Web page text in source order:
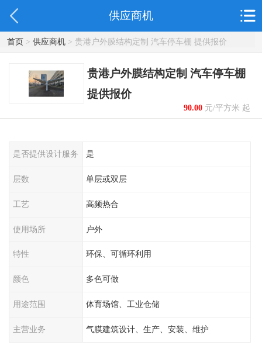
供应商机
首页> 供应商机> 贵港户外膜结构定制 汽车停车棚 提供报价
贵港户外膜结构定制 汽车停车棚
提供报价
90.00元/平方米 起
是否提供设计服务 是
层数 单层或双层
工艺 高频热合
使用场所 户外
特性 环保、可循环利用
颜色 多色可做
用途范围 体育场馆、工业仓储
主营业务 气膜建筑设计、生产、安装、维护